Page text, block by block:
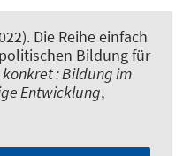
Die Reihe einfach
Bildung für
konkret : Bildung im
Entwicklung,